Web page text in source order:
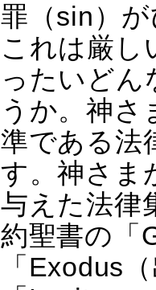
罪（sin）
これは厳し
ったいど
うか。神さ
準である法
す。神さま
与えた法律
約聖書の「
「Exodus